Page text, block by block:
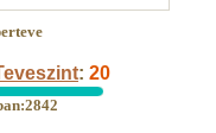
: 20